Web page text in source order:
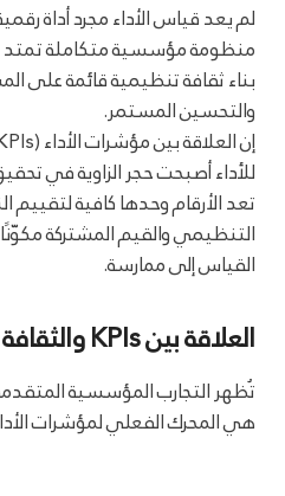
لم يعد قياس الأداء مجرد أداة
منظومة مؤسسية متكاملة تمتد
بناء ثقافة تنظيمية قائمة على
والتحسين المستمر.
للأداء أصبحت حجر الزاوية في
تعد الأرقام وحدها كافية لتقييم
التنظيمي والقيم المشتركة
القياس إلى ممارسة.
العلاقة بين KPIs والثقافة التنظيمية للأداء
تُظهر التجارب المؤسسية
هي المحرك الفعلي لمؤشرات